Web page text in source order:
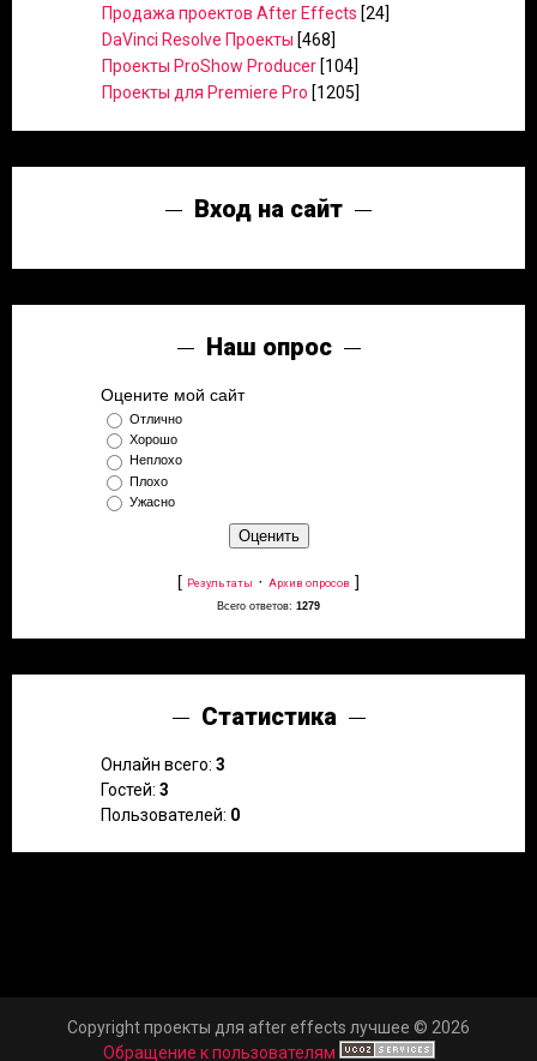
Продажа проектов After Effects [24]
DaVinci Resolve Проекты [468]
Проекты ProShow Producer [104]
Проекты для Premiere Pro [1205]
Вход на сайт
Наш опрос
Оцените мой сайт
Отлично
Хорошо
Неплохо
Плохо
Ужасно
[ Результаты · Архив опросов ]
Всего ответов: 1279
Статистика
Онлайн всего: 3
Гостей: 3
Пользователей: 0
Copyright проекты для after effects лучшее © 2026
Обращение к пользователям